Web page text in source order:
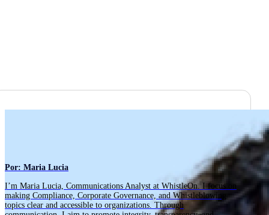
Por: Maria Lucia
I’m Maria Lucia, Communications Analyst at WhistleOn. I focus on
making Compliance, Corporate Governance, and Whistleblowing
topics clear and accessible to organizations. Through